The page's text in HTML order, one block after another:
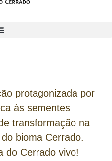
protagonizada por
às sementes
transformação na
bioma Cerrado.
do Cerrado vivo!